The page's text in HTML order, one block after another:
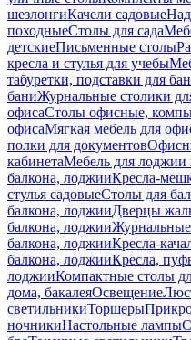
шезлонгиКачели садовые
походныеСтолы для сада
детскиеПисьменные столы
кресла и стулья для учебы
табуретки, подставки для
баниЖурнальные столики
офисаСтолы офисные,
офисаМягкая мебель для
полки для документов
кабинетаМебель для лоджии
балкона, лоджииКресла-
стулья садовыеСтолы для
балкона, лоджииДверцы
балкона, лоджии
балкона, лоджииКресла-
балкона, лоджииКресла,
лоджииКомпактные столы
дома, бакалеяОсвещение
светильникиТоршеры
ночникиНастольные лампы